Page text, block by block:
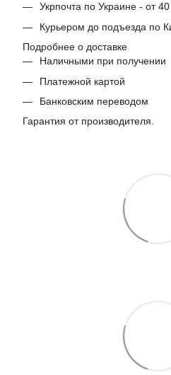
Укрпочта по Украине - от 40
Курьером до подъезда по
Подробнее о доставке
Наличными при получении
Платежной картой
Банковским переводом
Гарантия от производителя.